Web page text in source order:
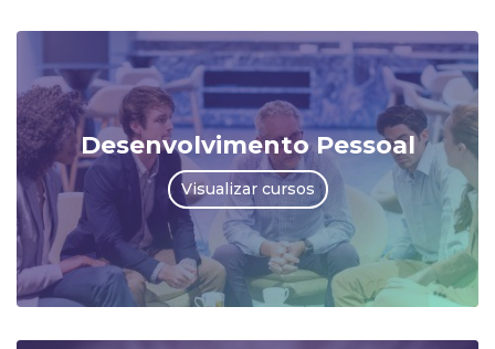
Desenvolvimento Pessoal
Visualizar cursos